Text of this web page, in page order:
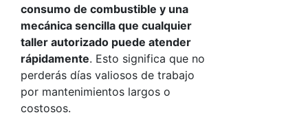
consumo de combustible y una
mecánica sencilla que cualquier
taller autorizado puede atender
rápidamente. Esto significa que no
perderás días valiosos de trabajo
por mantenimientos largos o
costosos.